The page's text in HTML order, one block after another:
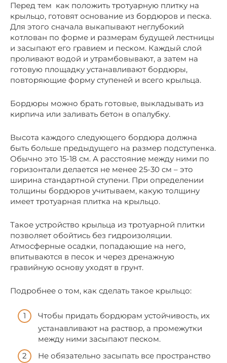
Перед тем как положить тротуарную плитку на
крыльцо, готовят основание из бордюров и песка.
Для этого сначала выкапывают неглубокий
котлован по форме и размерам будущей лестницы
и засыпают его гравием и песком. Каждый слой
проливают водой и утрамбовывают, а затем на
готовую площадку устанавливают бордюры,
повторяющие форму ступеней и всего крыльца.
Бордюры можно брать готовые, выкладывать из
кирпича или заливать бетон в опалубку.
Высота каждого следующего бордюра должна
быть больше предыдущего на размер подступенка.
Обычно это 15-18 см. А расстояние между ними по
горизонтали делается не менее 25-30 см – это
ширина стандартной ступени. При определении
толщины бордюров учитываем, какую толщину
имеет тротуарная плитка на крыльцо.
Такое устройство крыльца из тротуарной плитки
позволяет обойтись без гидроизоляции.
Атмосферные осадки, попадающие на него,
впитываются в песок и через дренажную
гравийную основу уходят в грунт.
Подробнее о том, как сделать такое крыльцо:
Чтобы придать бордюрам устойчивость, их
устанавливают на раствор, а промежутки
между ними засыпают песком.
Не обязательно засыпать все пространство